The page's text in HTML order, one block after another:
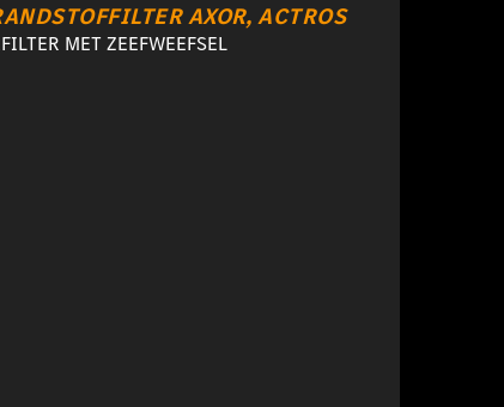
AXOR, ACTROS
MET ZEEFWEEFSEL